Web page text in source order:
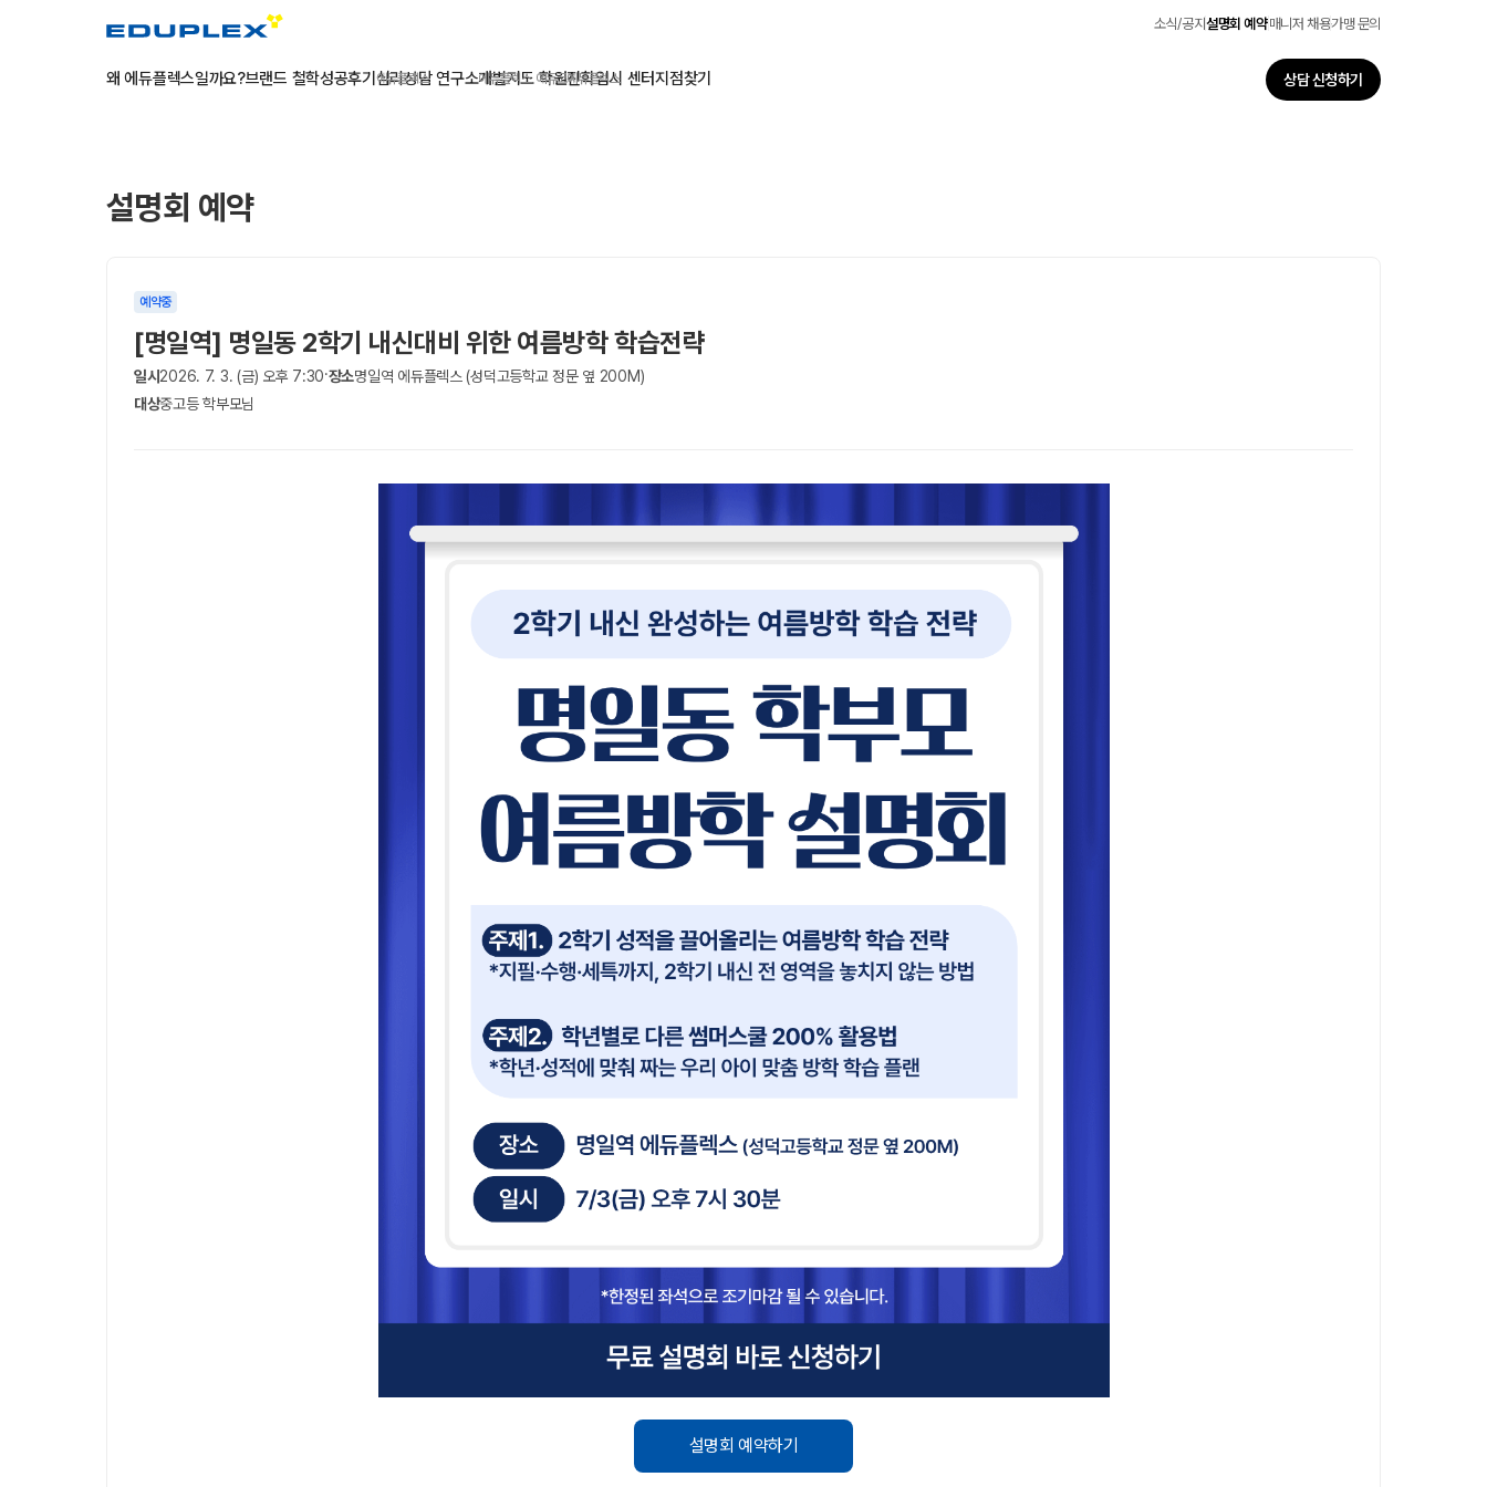
소식/공지설명회 예약매니저 채용가맹 문의
왜 에듀플렉스일까요?브랜드 철학성공후기 에듀플렉스
심리상담 연구소에듀플렉스 에듀코치
개별지도 학원에듀플렉스
진학입시 센터지점찾기 상담 신청하기
설명회 예약
예약중
[명일역] 명일동 2학기 내신대비 위한 여름방학 학습전략
일시2026. 7. 3. (금) 오후 7:30·장소명일역 에듀플렉스 (성덕고등학교 정문 옆 200M)
대상중고등 학부모님
설명회 예약하기